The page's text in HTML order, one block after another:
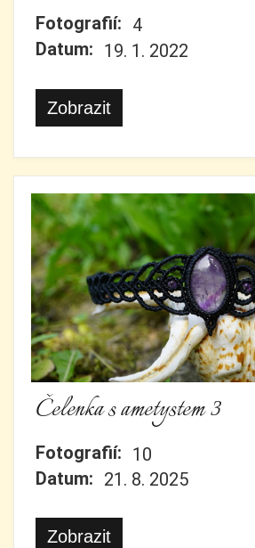
Fotografií: 4
Datum: 19. 1. 2022
Zobrazit
Čelenka s ametystem 3
Fotografií: 10
Datum: 21. 8. 2025
Zobrazit